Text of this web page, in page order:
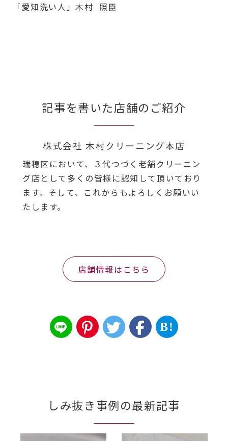
「愛知洗い人」木村 照臣
記事を書いた店舗のご紹介
株式会社 木村クリーニング本店
瑞穂区において、３代つづく老舗クリーニン
グ店として多くの皆様に認知して頂いており
ます。そして、これからもよろしくお願いい
たします。
店舗情報はこちら
B!
しみ抜き事例の最新記事